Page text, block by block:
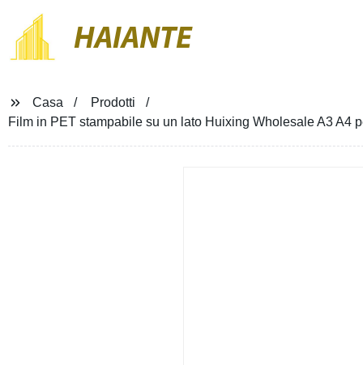
HAIANTE
Casa
Prodotti
Film in PET stampabile su un lato Huixing Wholesale A3 A4